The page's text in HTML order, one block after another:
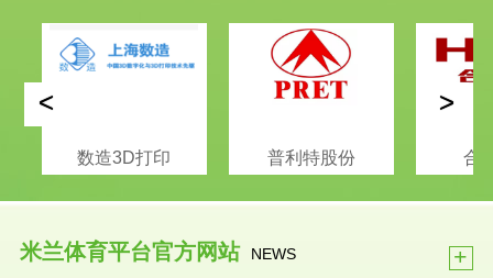
数造3D打印 普利特股份 合
< >
米兰体育平台官方网站 NEWS +